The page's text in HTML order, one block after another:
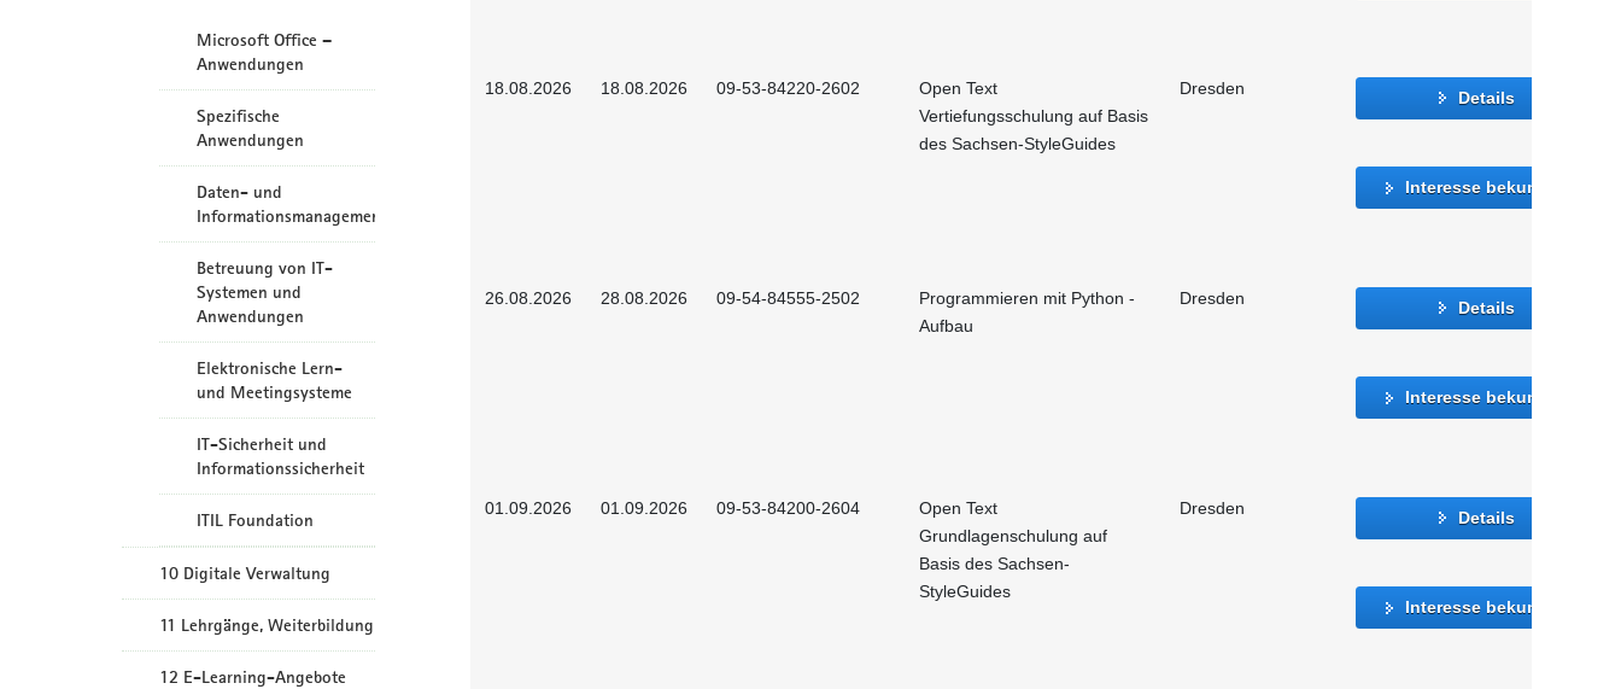
Microsoft Office –
Anwendungen
Spezifische
Anwendungen
Daten- und
Informationsmanagement
Betreuung von IT-
Systemen und
Anwendungen
Elektronische Lern-
und Meetingsysteme
IT-Sicherheit und
Informationssicherheit
ITIL Foundation
10 Digitale Verwaltung
11 Lehrgänge, Weiterbildung
12 E-Learning-Angebote
18.08.2026 18.08.2026 09-53-84220-2602
Open Text
Vertiefungsschulung auf Basis
des Sachsen-StyleGuides
Dresden Details
Interesse bekunden
26.08.2026 28.08.2026 09-54-84555-2502
Programmieren mit Python -
Aufbau
Dresden Details
Interesse bekunden
01.09.2026 01.09.2026 09-53-84200-2604
Open Text
Grundlagenschulung auf
Basis des Sachsen-
StyleGuides
Dresden Details
Interesse bekunden